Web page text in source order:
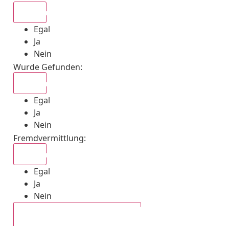
Egal
Ja
Nein
Wurde Gefunden:
Egal
Ja
Nein
Fremdvermittlung:
Egal
Ja
Nein